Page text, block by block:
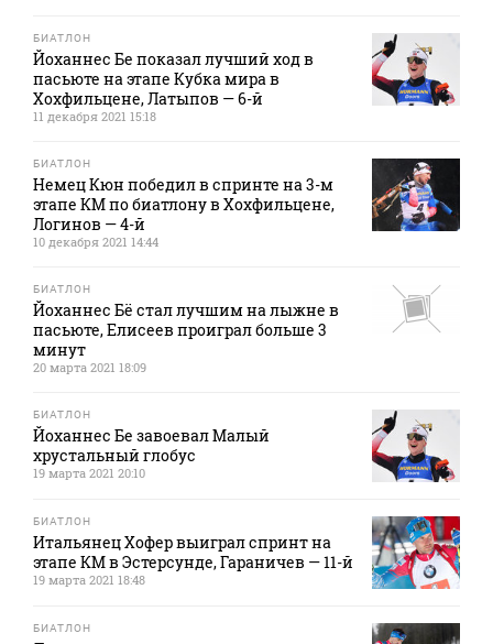
БИАТЛОН
Йоханнес Бе показал лучший ход в
пасьюте на этапе Кубка мира в
Хохфильцене, Латыпов — 6-й
11 декабря 2021 15:18
БИАТЛОН
Немец Кюн победил в спринте на 3-м
этапе КМ по биатлону в Хохфильцене,
Логинов — 4-й
10 декабря 2021 14:44
БИАТЛОН
Йоханнес Бё стал лучшим на лыжне в
пасьюте, Елисеев проиграл больше 3
минут
20 марта 2021 18:09
БИАТЛОН
Йоханнес Бе завоевал Малый
хрустальный глобус
19 марта 2021 20:10
БИАТЛОН
Итальянец Хофер выиграл спринт на
этапе КМ в Эстерсунде, Гараничев — 11-й
19 марта 2021 18:48
БИАТЛОН